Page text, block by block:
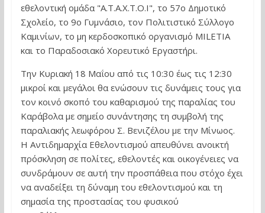
εθελοντική ομάδα "A.T.A.X.T.O.I", το 57ο Δημοτικό
Σχολείο, το 9ο Γυμνάσιο, τον Πολιτιστικό Σύλλογο
Καμινίων, το μη κερδοσκοπικό οργανισμό MILETIA
και το Παραδοσιακό Χορευτικό Εργαστήρι.
Την Κυριακή 18 Μαΐου από τις 10:30 έως τις 12:30
μικροί και μεγάλοι θα ενώσουν τις δυνάμεις τους για
τον κοινό σκοπό του καθαρισμού της παραλίας του
Καράβολα με σημείο συνάντησης τη συμβολή της
παραλιακής λεωφόρου Σ. Βενιζέλου με την Μίνωος.
Η Αντιδημαρχία Εθελοντισμού απευθύνει ανοικτή
πρόσκληση σε πολίτες, εθελοντές και οικογένειες να
συνδράμουν σε αυτή την προσπάθεια που στόχο έχει
να αναδείξει τη δύναμη του εθελοντισμού και τη
σημασία της προστασίας του φυσικού